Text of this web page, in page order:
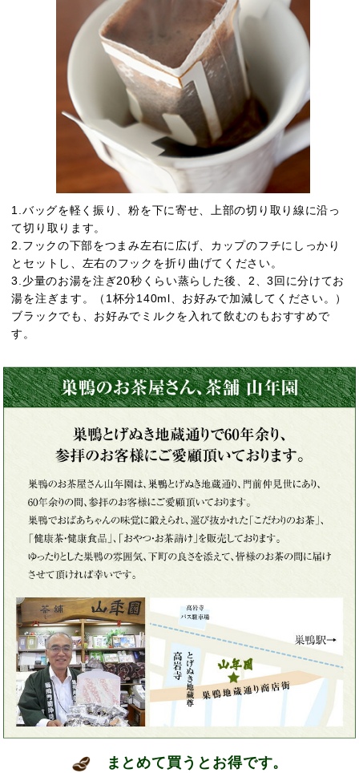
1.バッグを軽く振り、粉を下に寄せ、上部の切り取り線に沿っ
て切り取ります。
2.フックの下部をつまみ左右に広げ、カップのフチにしっかり
とセットし、左右のフックを折り曲げてください。
3.少量のお湯を注ぎ20秒くらい蒸らした後、2、3回に分けてお
湯を注ぎます。（1杯分140ml、お好みで加減してください。）
ブラックでも、お好みでミルクを入れて飲むのもおすすめで
す。
まとめて買うとお得です。